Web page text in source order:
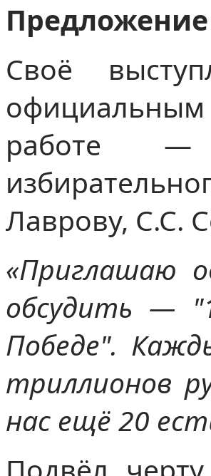
Предложение
Своё
работе —
Лаврову, С.С.
«Приглашаю
обсудить —
Победе".
триллионов
нас ещё 20